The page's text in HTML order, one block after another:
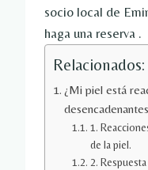
socio local de
haga una reserva .
Relacionados:
¿Mi piel está
1.
de la piel.
2.